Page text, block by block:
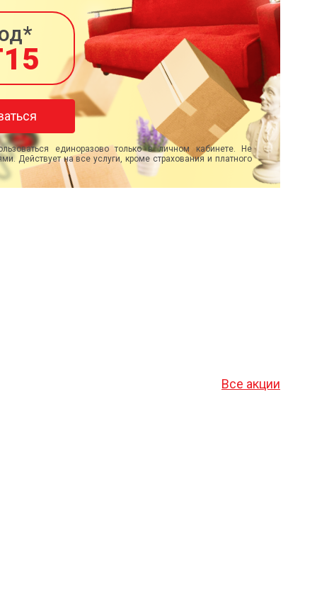
единоразово только в личном кабинете. Не
Действует на все услуги, кроме страхования и платного
Все акции